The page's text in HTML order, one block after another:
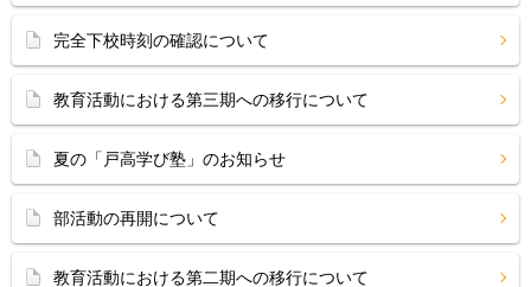
完全下校時刻の確認について
教育活動における第三期への移行について
夏の「戸高学び塾」のお知らせ
部活動の再開について
教育活動における第二期への移行について